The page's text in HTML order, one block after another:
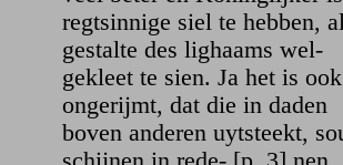
regtsinnige siel te hebben,
gestalte des lighaams wel-
gekleet te sien. Ja het is ook
ongerijmt, dat die in daden
boven anderen uytsteekt,